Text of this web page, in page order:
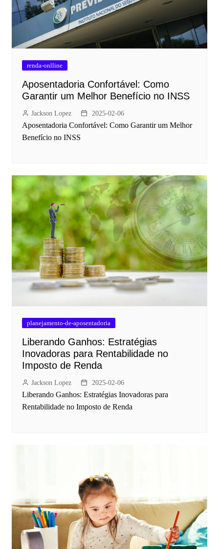
renda-onlline
Aposentadoria Confortável: Como
Garantir um Melhor Benefício no INSS
Jackson Lopez 2025-02-06
Aposentadoria Confortável: Como Garantir um Melhor
Benefício no INSS
planejamento-de-aposentadoria
Liberando Ganhos: Estratégias
Inovadoras para Rentabilidade no
Imposto de Renda
Jackson Lopez 2025-02-06
Liberando Ganhos: Estratégias Inovadoras para
Rentabilidade no Imposto de Renda